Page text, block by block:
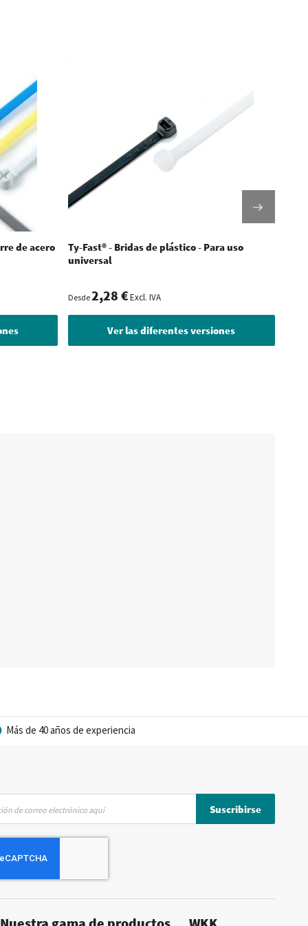
de acero
Ty-Fast® - Bridas de plástico - Para uso
universal
Desde2,28 €Excl. IVA
Ver las diferentes versiones
Más de 40 años de experiencia
Suscribirse